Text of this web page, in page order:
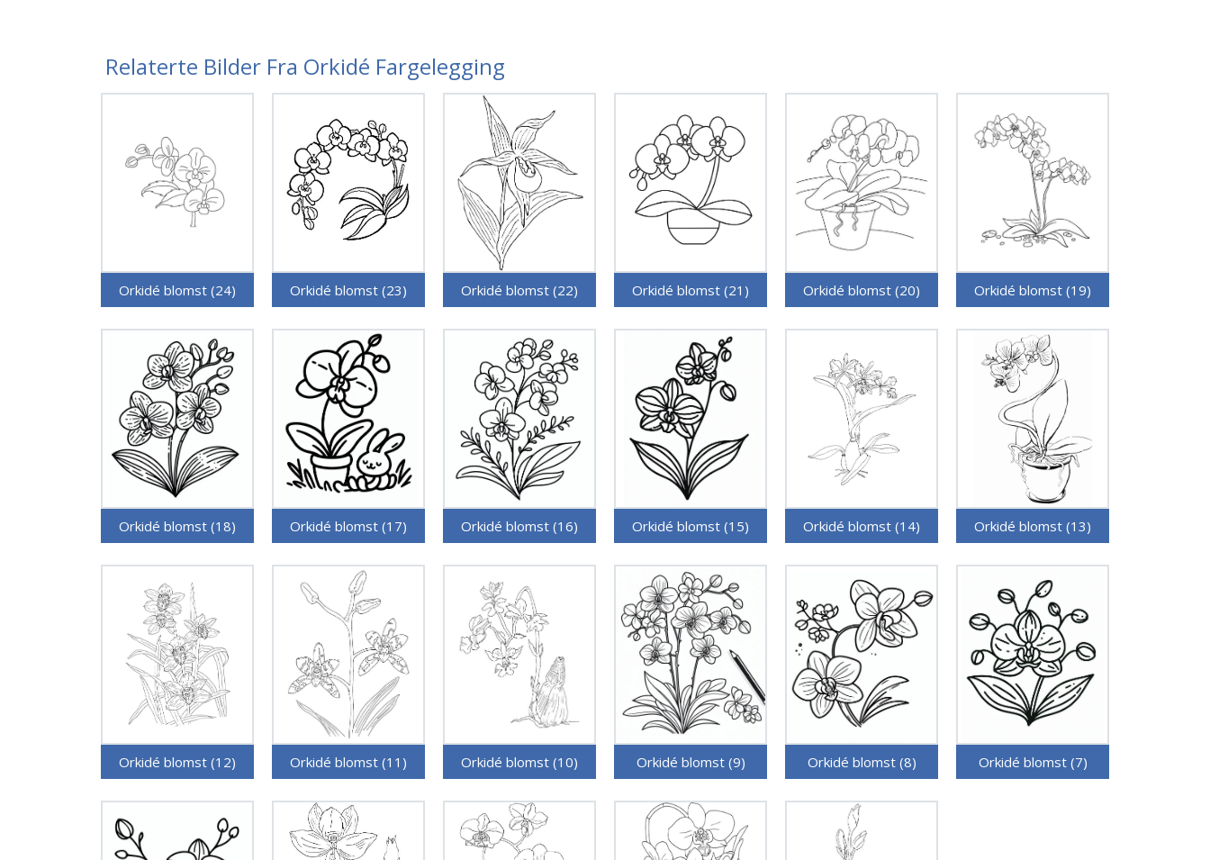
Relaterte Bilder Fra Orkidé Fargelegging
Orkidé blomst (24) Orkidé blomst (23) Orkidé blomst (22) Orkidé blomst (21) Orkidé blomst (20) Orkidé blomst (19)
Orkidé blomst (18) Orkidé blomst (17) Orkidé blomst (16) Orkidé blomst (15) Orkidé blomst (14) Orkidé blomst (13)
Orkidé blomst (12) Orkidé blomst (11) Orkidé blomst (10) Orkidé blomst (9) Orkidé blomst (8) Orkidé blomst (7)